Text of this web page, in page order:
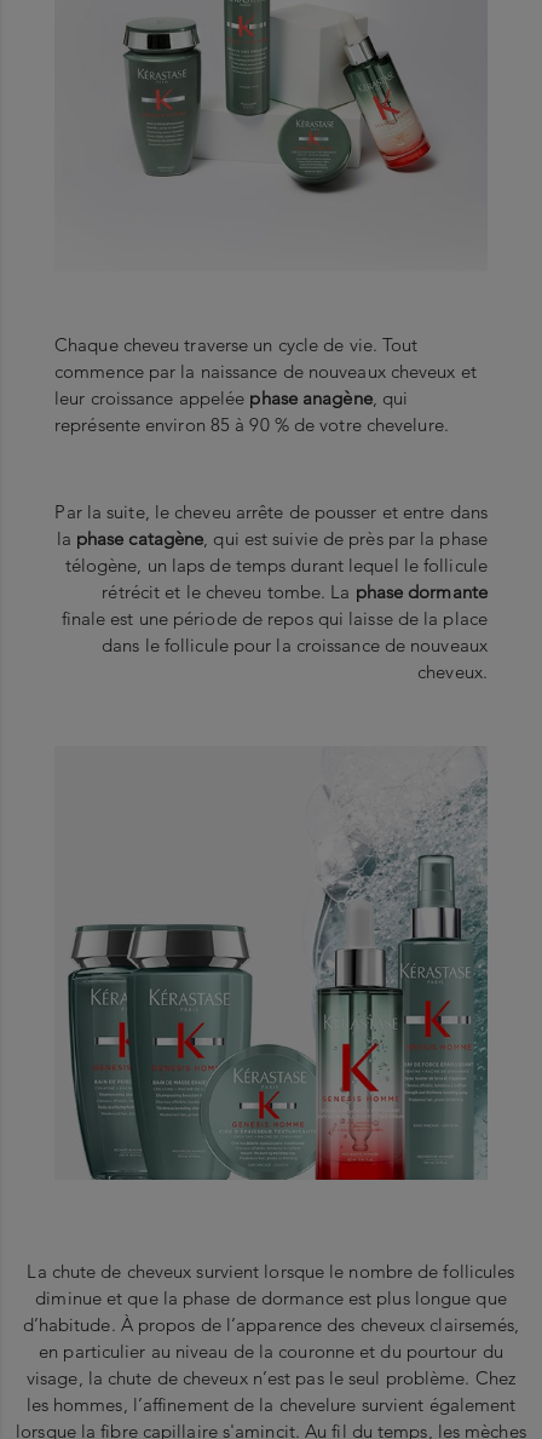
Chaque cheveu traverse un cycle de vie. Tout
commence par la naissance de nouveaux cheveux et
leur croissance appelée phase anagène, qui
représente environ 85 à 90 % de votre chevelure.
Par la suite, le cheveu arrête de pousser et entre dans
la phase catagène , qui est suivie de près par la phase
télogène, un laps de temps durant lequel le follicule
rétrécit et le cheveu tombe. La phase dormante
finale est une période de repos qui laisse de la place
dans le follicule pour la croissance de nouveaux
cheveux.
La chute de cheveux survient lorsque le nombre de follicules
diminue et que la phase de dormance est plus longue que
d’habitude. À propos de l’apparence des cheveux clairsemés,
en particulier au niveau de la couronne et du pourtour du
visage, la chute de cheveux n’est pas le seul problème. Chez
les hommes, l’affinement de la chevelure survient également
lorsque la fibre capillaire s'amincit. Au fil du temps, les mèches